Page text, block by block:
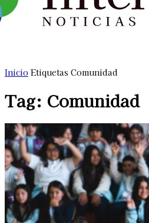
Inicio Etiquetas Comunidad
Tag: Comunidad